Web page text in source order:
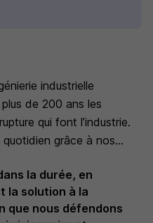
industrielle
de 200 ans les
qui font l’industrie.
grâce à nos
métiers
la durée, en
la solution à la
que nous défendons